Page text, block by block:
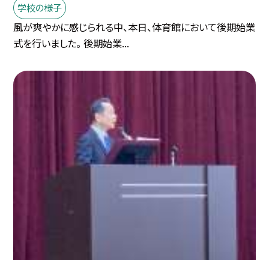
学校の様子
風が爽やかに感じられる中、本日、体育館において後期始業
式を行いました。 後期始業...